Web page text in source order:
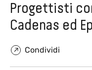
Progettisti
Cadenas ed
Condividi